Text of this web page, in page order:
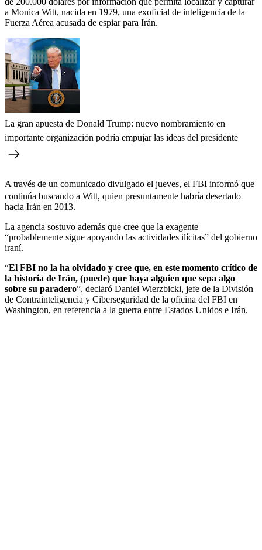
a Monica Witt, nacida en 1979, una exoficial de inteligencia de la
Fuerza Aérea acusada de espiar para Irán.
La gran apuesta de Donald Trump: nuevo nombramiento en
importante organización podría empujar las ideas del presidente
A través de un comunicado divulgado el jueves, el FBI informó que
continúa buscando a Witt, quien presuntamente habría desertado
hacia Irán en 2013.
La agencia sostuvo además que cree que la exagente
“probablemente sigue apoyando las actividades ilícitas” del gobierno
iraní.
“El FBI no la ha olvidado y cree que, en este momento crítico de
la historia de Irán, (puede) que haya alguien que sepa algo
sobre su paradero”, declaró Daniel Wierzbicki, jefe de la División
de Contrainteligencia y Ciberseguridad de la oficina del FBI en
Washington, en referencia a la guerra entre Estados Unidos e Irán.